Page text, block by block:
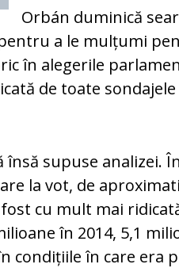
Orbán duminică
a le mulțumi
în alegerile
de toate
însă supuse analizei.
la vot, de
cu mult mai
în 2014, 5,1
condițiile în care era